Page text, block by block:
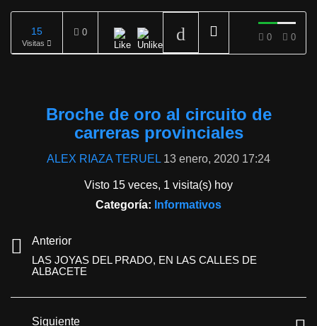
15
Visitas
0 0 0
Broche de oro al circuito de
carreras provinciales
ALEX RIAZA TERUEL 13 enero, 2020 17:24
Visto 15 veces, 1 visita(s) hoy
Categoría: Informativos
Anterior
LAS JOYAS DEL PRADO, EN LAS CALLES DE
ALBACETE
Siguiente